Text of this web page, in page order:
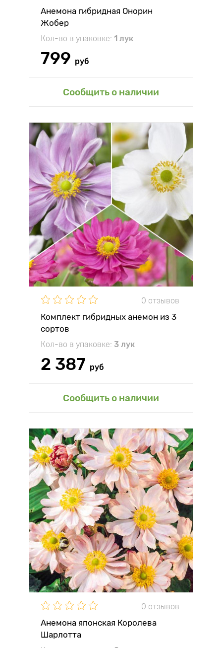
Анемона гибридная Онорин
Жобер
Кол-во в упаковке: 1 лук
799 руб
Сообщить о наличии
0 отзывов
Комплект гибридных анемон из 3
сортов
Кол-во в упаковке: 3 лук
2 387 руб
Сообщить о наличии
0 отзывов
Анемона японская Королева
Шарлотта